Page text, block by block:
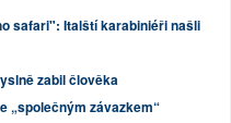
safari": Italští karabiniéři našli
zabil člověka
„společným závazkem“